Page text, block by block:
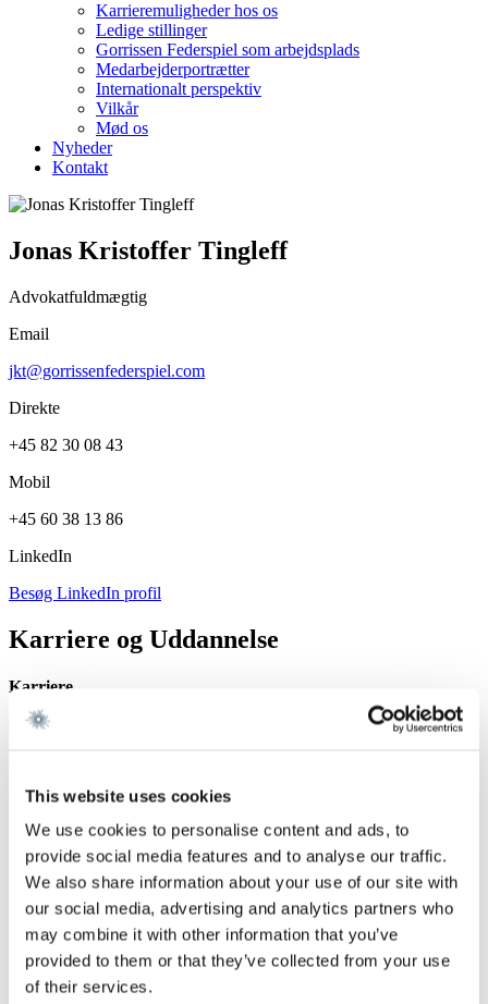
This website uses cookies
We use cookies to personalise content and ads, to
provide social media features and to analyse our traffic.
We also share information about your use of our site with
our social media, advertising and analytics partners who
may combine it with other information that you’ve
provided to them or that they’ve collected from your use
of their services.
Karrieremuligheder hos os
Ledige stillinger
Gorrissen Federspiel som arbejdsplads
Medarbejderportrætter
Internationalt perspektiv
Vilkår
Mød os
Nyheder
Kontakt
Jonas Kristoffer Tingleff
Advokatfuldmægtig
Email
jkt@gorrissenfederspiel.com
Direkte
+45 82 30 08 43
Mobil
+45 60 38 13 86
LinkedIn
Besøg LinkedIn profil
Karriere og Uddannelse
Karriere
Gorrissen Federspiel 2023 -
University of Melbourne 2024
Sprog
Engelsk
Specialer